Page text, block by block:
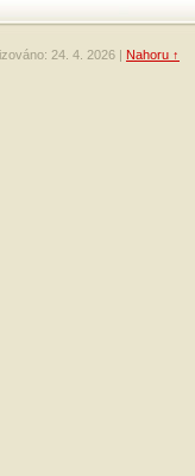
24. 4. 2026 | Nahoru ↑